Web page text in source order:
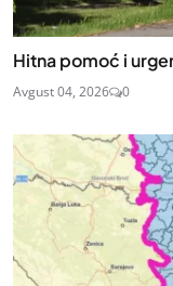
Hitna pomoć i
Avgust 04, 2026 0